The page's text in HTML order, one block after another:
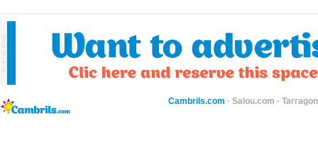
Cambrils.com · Salou.com ·